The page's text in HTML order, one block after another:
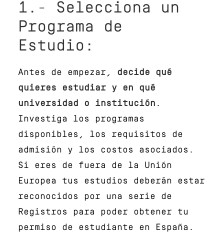
1.- Selecciona un
Programa de
Estudio:
Antes de empezar, decide qué
quieres estudiar y en qué
universidad o institución .
Investiga los programas
disponibles, los requisitos de
admisión y los costos asociados.
Si eres de fuera de la Unión
Europea tus estudios deberán estar
reconocidos por una serie de
Registros para poder obtener tu
permiso de estudiante en España.